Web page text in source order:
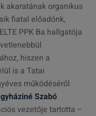
akaratának organikus
fiatal előadónk,
PPK Ba hallgatója
hiszen a
is a Tatai
működéséről
Szabó
vezetője tartotta –